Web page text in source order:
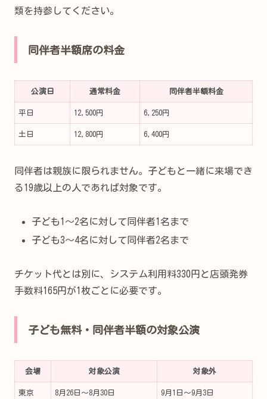
類を持参してください。
同伴者半額席の料金
公演日 通常料金 同伴者半額料金
平日 12,500円 6,250円
土日 12,800円 6,400円
同伴者は親族に限られません。子どもと一緒に来場でき
る19歳以上の人であれば対象です。
子ども1～2名に対して同伴者1名まで
子ども3～4名に対して同伴者2名まで
チケット代とは別に、システム利用料330円と店頭発券
手数料165円が1枚ごとに必要です。
子ども無料・同伴者半額の対象公演
会場 対象公演 対象外
東京 8月26日～8月30日 9月1日～9月3日